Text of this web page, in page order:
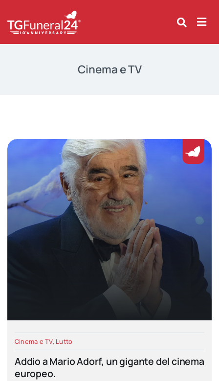
content
Cinema e TV
Cinema e TV, Lutto
Addio a Mario Adorf, un gigante del cinema
europeo.